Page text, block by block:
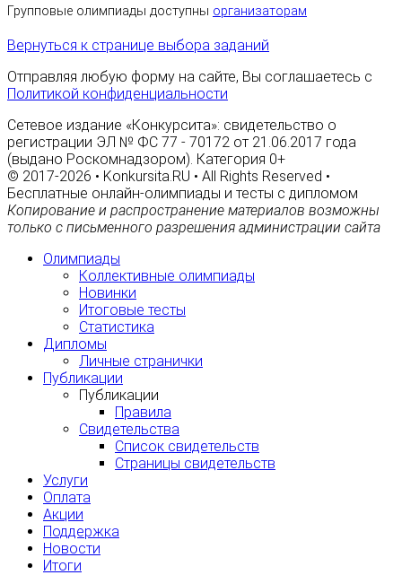
Групповые олимпиады доступны организаторам
Вернуться к странице выбора заданий
Отправляя любую форму на сайте, Вы соглашаетесь с
Политикой конфиденциальности
Сетевое издание «Конкурсита»: свидетельство о
регистрации ЭЛ № ФС 77 - 70172 от 21.06.2017 года
(выдано Роскомнадзором). Категория 0+
© 2017-2026 • Konkursita.RU • All Rights Reserved •
Бесплатные онлайн-олимпиады и тесты с дипломом
Копирование и распространение материалов возможны
только с письменного разрешения администрации сайта
Олимпиады
Коллективные олимпиады
Новинки
Итоговые тесты
Статистика
Дипломы
Личные странички
Публикации
Публикации
Правила
Свидетельства
Список свидетельств
Страницы свидетельств
Услуги
Оплата
Акции
Поддержка
Новости
Итоги